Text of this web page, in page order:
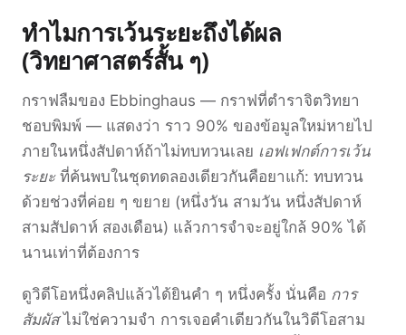
ทำไมการเว้นระยะถึงได้ผล
(วิทยาศาสตร์สั้น ๆ)
กราฟลืมของ Ebbinghaus — กราฟที่ตำราจิตวิทยา
ชอบพิมพ์ — แสดงว่า ราว 90% ของข้อมูลใหม่หายไป
ภายในหนึ่งสัปดาห์ถ้าไม่ทบทวนเลย เอฟเฟกต์การเว้น
ระยะที่ค้นพบในชุดทดลองเดียวกันคือยาแก้: ทบทวน
ด้วยช่วงที่ค่อย ๆ ขยาย (หนึ่งวัน สามวัน หนึ่งสัปดาห์
สามสัปดาห์ สองเดือน) แล้วการจำจะอยู่ใกล้ 90% ได้
นานเท่าที่ต้องการ
ดูวิดีโอหนึ่งคลิปแล้วได้ยินคำ ๆ หนึ่งครั้ง นั่นคือ การ
สัมผัสไม่ใช่ความจำ การเจอคำเดียวกันในวิดีโอสาม